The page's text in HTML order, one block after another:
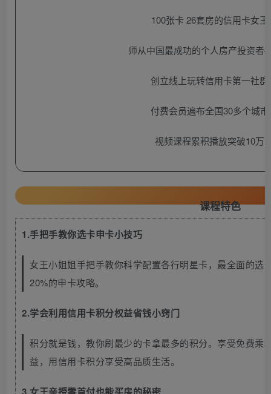
100张卡 26套房的信用卡女王
师从中国最成功的个人房产投资者
创立线上玩转信用卡第一社群
付费会员遍布全国30多个城市
视频课程累积播放突破10万
课程特色
1.手把手教你选卡申卡小技巧
女王小姐姐手把手教你科学配置各行明星卡，最全面的选
20%的申卡攻略。
2.学会利用信用卡积分权益省钱小窍门
积分就是钱，教你刷最少的卡拿最多的积分。享受免费乘
益，用信用卡积分享受高品质生活。